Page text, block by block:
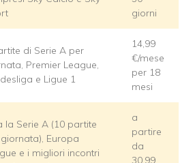
giorni
di Serie A per
Premier League,
e Ligue 1
14,99
€/mese
per 18
mesi
la Serie A (10 partite
Europa
e i migliori incontri
a
partire
da
30,99